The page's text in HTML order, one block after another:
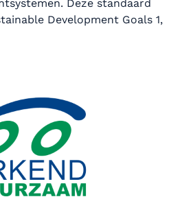
Development Goals 1,